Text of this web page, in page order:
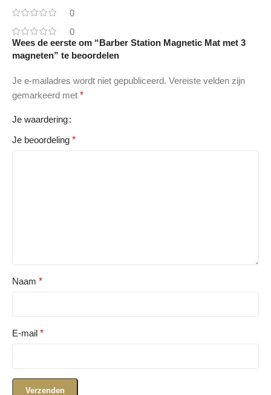
0
0
Wees de eerste om “Barber Station Magnetic Mat met 3
magneten” te beoordelen
Je e-mailadres wordt niet gepubliceerd. Vereiste velden zijn
gemarkeerd met *
Je waardering
Je beoordeling *
Naam *
E-mail *